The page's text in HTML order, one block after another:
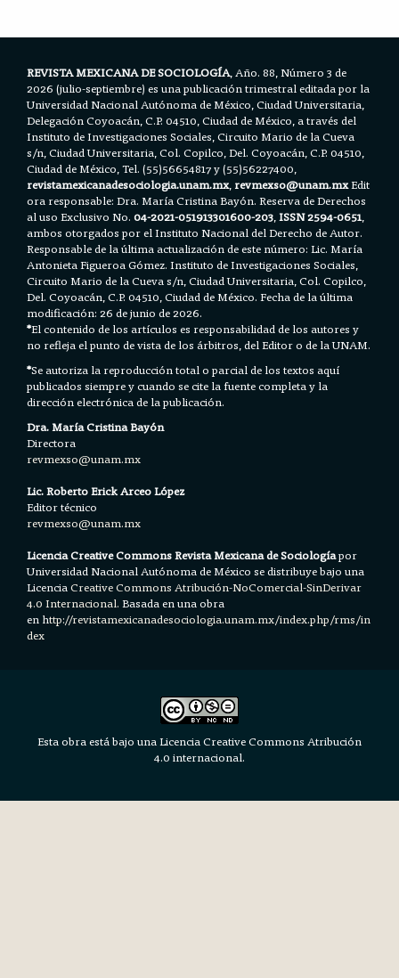
REVISTA MEXICANA DE SOCIOLOGÍA, Año. 88, Número 3 de
2026 (julio-septiembre) es una publicación trimestral editada por la
Universidad Nacional Autónoma de México, Ciudad Universitaria,
Delegación Coyoacán, C.P. 04510, Ciudad de México, a través del
Instituto de Investigaciones Sociales, Circuito Mario de la Cueva
s/n, Ciudad Universitaria, Col. Copilco, Del. Coyoacán, C.P. 04510,
Ciudad de México, Tel. (55)56654817 y (55)56227400,
revistamexicanadesociologia.unam.mx,revmexso@unam.mxEdit
ora responsable: Dra. María Cristina Bayón. Reserva de Derechos
al uso Exclusivo No.04-2021-051913301600-203,ISSN 2594-0651,
ambos otorgados por el Instituto Nacional del Derecho de Autor.
Responsable de la última actualización de este número: Lic. María
Antonieta Figueroa Gómez. Instituto de Investigaciones Sociales,
Circuito Mario de la Cueva s/n, Ciudad Universitaria, Col. Copilco,
Del. Coyoacán, C.P. 04510, Ciudad de México. Fecha de la última
modificación: 26 de junio de 2026.
*El contenido de los artículos es responsabilidad de los autores y
no refleja el punto de vista de los árbitros, del Editor o de la UNAM.
*Se autoriza la reproducción total o parcial de los textos aquí
publicados siempre y cuando se cite la fuente completa y la
dirección electrónica de la publicación.
Dra. María Cristina Bayón
Directora
revmexso@unam.mx
Lic. Roberto Erick Arceo López
Editor técnico
revmexso@unam.mx
Licencia Creative Commons Revista Mexicana de Sociologíapor
Universidad Nacional Autónoma de México se distribuye bajo una
LicenciaCreative Commons Atribución-NoComercial-SinDerivar
4.0 Internacional.Basada en una obra
en http://revistamexicanadesociologia.unam.mx/index.php/rms/in
dex
Esta obra está bajo una Licencia Creative Commons Atribución
4.0 internacional.